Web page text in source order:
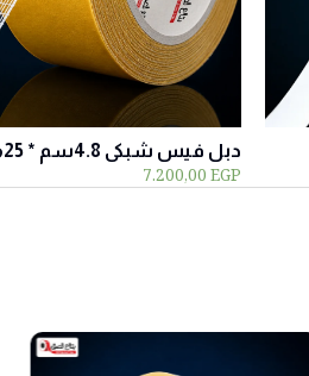
دبل فيس شبكى 4.8سم * 25متر
7.200,00EGP